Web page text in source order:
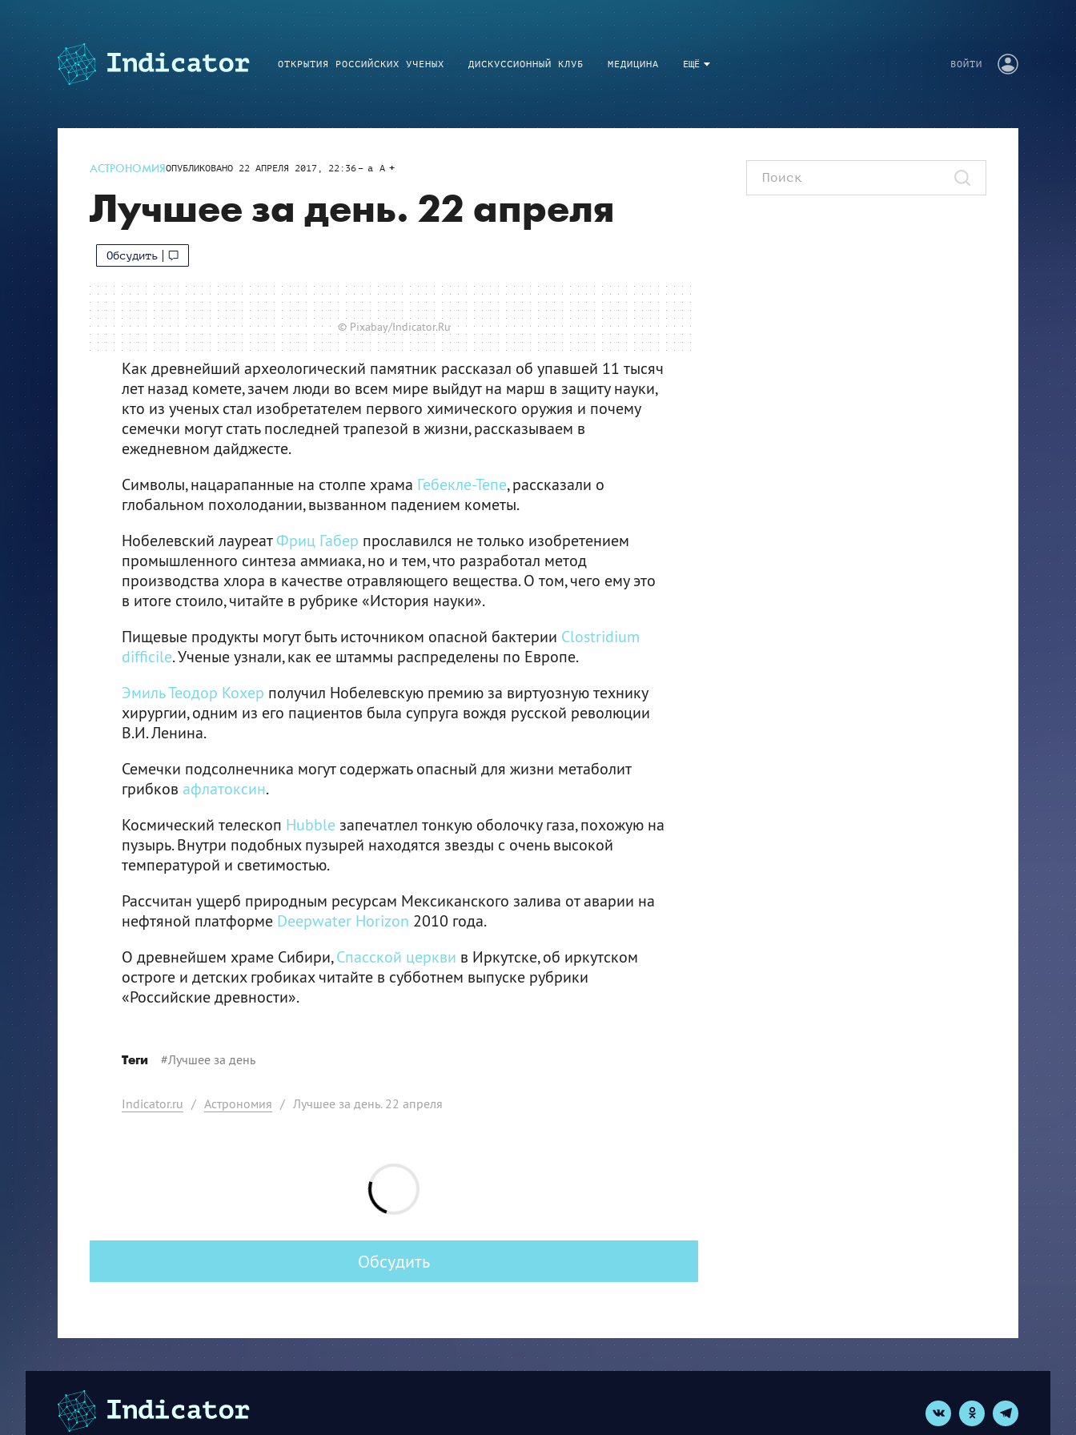
ЕЩЁ
ОТКРЫТИЯ РОССИЙСКИХ УЧЕНЫХ ДИСКУССИОННЫЙ КЛУБ МЕДИЦИНА ВОЙТИ
АСТРОНОМИЯОПУБЛИКОВАНО 22 АПРЕЛЯ 2017, 22:36 a A
Лучшее за день. 22 апреля
Обсудить
© Pixabay/Indicator.Ru
Как древнейший археологический памятник рассказал об упавшей 11 тысяч
лет назад комете, зачем люди во всем мире выйдут на марш в защиту науки,
кто из ученых стал изобретателем первого химического оружия и почему
семечки могут стать последней трапезой в жизни, рассказываем в
ежедневном дайджесте.
Символы, нацарапанные на столпе храма Гебекле-Тепе, рассказали о
глобальном похолодании, вызванном падением кометы.
Нобелевский лауреат Фриц Габер прославился не только изобретением
промышленного синтеза аммиака, но и тем, что разработал метод
производства хлора в качестве отравляющего вещества. О том, чего ему это
в итоге стоило, читайте в рубрике «История науки».
Пищевые продукты могут быть источником опасной бактерии Clostridium
difficile. Ученые узнали, как ее штаммы распределены по Европе.
Эмиль Теодор Кохер получил Нобелевскую премию за виртуозную технику
хирургии, одним из его пациентов была супруга вождя русской революции
В.И. Ленина.
Семечки подсолнечника могут содержать опасный для жизни метаболит
грибков афлатоксин.
Космический телескоп Hubble запечатлел тонкую оболочку газа, похожую на
пузырь. Внутри подобных пузырей находятся звезды с очень высокой
температурой и светимостью.
Рассчитан ущерб природным ресурсам Мексиканского залива от аварии на
нефтяной платформе Deepwater Horizon 2010 года.
О древнейшем храме Сибири,Спасской церкви в Иркутске, об иркутском
остроге и детских гробиках читайте в субботнем выпуске рубрики
«Российские древности».
Теги #Лучшее за день
Indicator.ru / Астрономия / Лучшее за день. 22 апреля
Обсудить